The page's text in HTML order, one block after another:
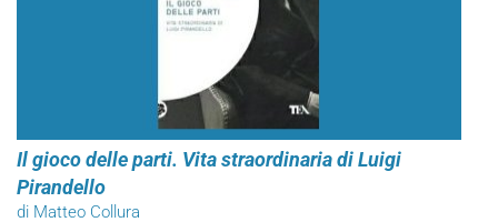
Il gioco delle parti. Vita straordinaria di Luigi
Pirandello
di Matteo Collura